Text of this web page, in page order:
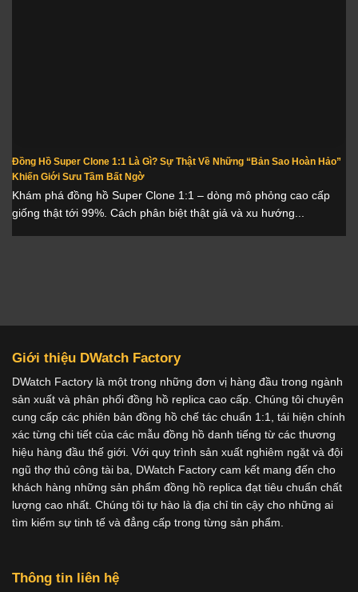
Đồng Hồ Super Clone 1:1 Là Gì? Sự Thật Về Những “Bản Sao Hoàn Hảo”
Khiến Giới Sưu Tầm Bất Ngờ
Khám phá đồng hồ Super Clone 1:1 – dòng mô phỏng cao cấp
giống thật tới 99%. Cách phân biệt thật giả và xu hướng...
Giới thiệu DWatch Factory
DWatch Factory là một trong những đơn vị hàng đầu trong ngành
sản xuất và phân phối đồng hồ replica cao cấp. Chúng tôi chuyên
cung cấp các phiên bản đồng hồ chế tác chuẩn 1:1, tái hiện chính
xác từng chi tiết của các mẫu đồng hồ danh tiếng từ các thương
hiệu hàng đầu thế giới. Với quy trình sản xuất nghiêm ngặt và đội
ngũ thợ thủ công tài ba, DWatch Factory cam kết mang đến cho
khách hàng những sản phẩm đồng hồ replica đạt tiêu chuẩn chất
lượng cao nhất. Chúng tôi tự hào là địa chỉ tin cậy cho những ai
tìm kiếm sự tinh tế và đẳng cấp trong từng sản phẩm.
Thông tin liên hệ